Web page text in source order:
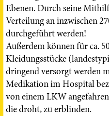
Ebenen. Durch seine
Verteilung an inzwischen
durchgeführt werden!
Außerdem können für ca.
Kleidungsstücke
dringend versorgt werden
Medikation im Hospital
von einem LKW
die droht, zu erblinden.